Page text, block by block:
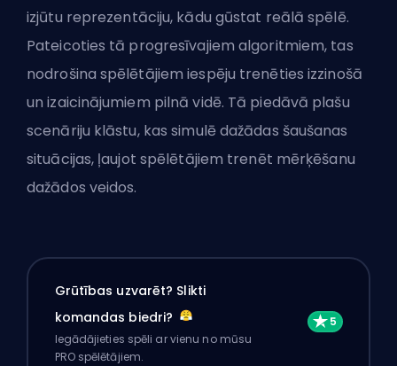
izjūtu reprezentāciju, kādu gūstat reālā spēlē.
Pateicoties tā progresīvajiem algoritmiem, tas
nodrošina spēlētājiem iespēju trenēties izzinošā
un izaicinājumiem pilnā vidē. Tā piedāvā plašu
scenāriju klāstu, kas simulē dažādas šaušanas
situācijas, ļaujot spēlētājiem trenēt mērķēšanu
dažādos veidos.
Grūtības uzvarēt? Slikti
komandas biedri?
Iegādājieties spēli ar vienu no mūsu
PRO spēlētājiem.